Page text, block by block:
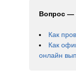
Вопрос —
Как
Как
онлайн